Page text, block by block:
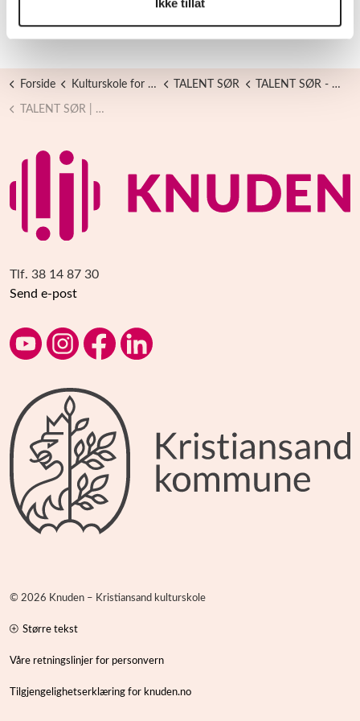
Forside Kulturskole for Alle TALENT SØR TALENT SØR - Arkiv
TALENT SØR | visuell kunst: Videoverk - intensivkurs i videokunst (Vår -26)
Tlf. 38 14 87 30
Send e-post
© 2026 Knuden – Kristiansand kulturskole
Større tekst
Våre retningslinjer for personvern
Tilgjengelighetserklæring for knuden.no